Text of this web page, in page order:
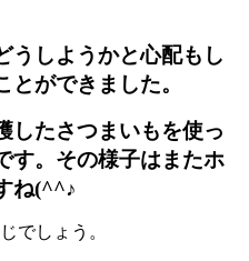
うしようかと心配もし
とができました。
したさつまいもを使っ
す。その様子はまたホ
ね(^^♪
でしょう。